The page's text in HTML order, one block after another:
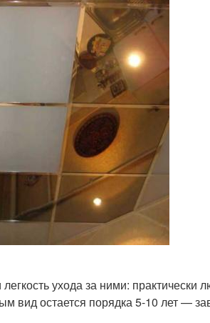
ухода за ними: практически
вид остается порядка 5-10 лет —